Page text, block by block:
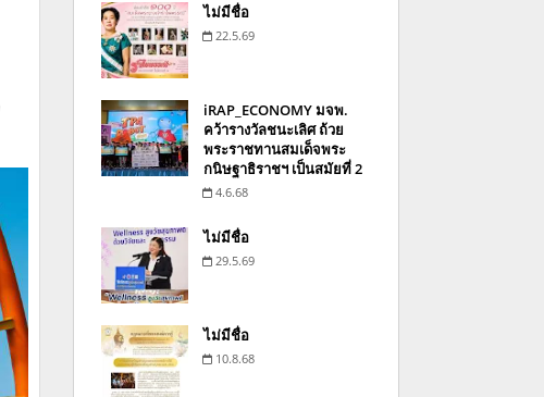
ไม่มีชื่อ
22.5.69
iRAP_ECONOMY มจพ.
คว้ารางวัลชนะเลิศ ถ้วย
พระราชทานสมเด็จพระ
กนิษฐาธิราชฯ เป็นสมัยที่ 2
4.6.68
ไม่มีชื่อ
29.5.69
ไม่มีชื่อ
10.8.68